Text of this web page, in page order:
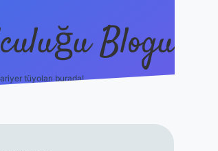
Blogu
tüyoları burada!
https://